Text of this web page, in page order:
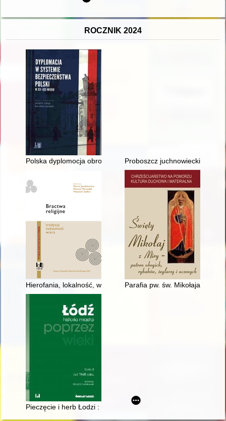
ROCZNIK 2024
Polska dyplomocja obronna w strukturach politycznych
Proboszcz juchnowiecki ksiądz
Hierofania, lokalność, wspólnota : dziedzictwo religijne i
Parafia pw. św. Mikołaja w
Pieczęcie i herb Łodzi : Część 4 : Lata 1945-2023